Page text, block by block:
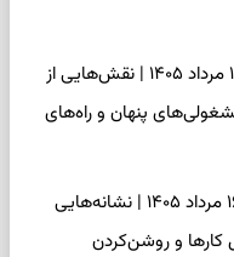
فال قهوه امروز جمعه ۱۶ مرداد ۱۴۰۵ | نقش‌هایی از
پنهان و راه‌های
فال شمع امروز جمعه ۱۶ مرداد ۱۴۰۵ | نشانه‌هایی
کارها و روشن‌کردن